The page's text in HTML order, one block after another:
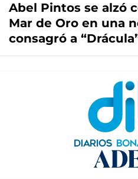
Abel Pintos se alzó
Mar de Oro en una
consagró a